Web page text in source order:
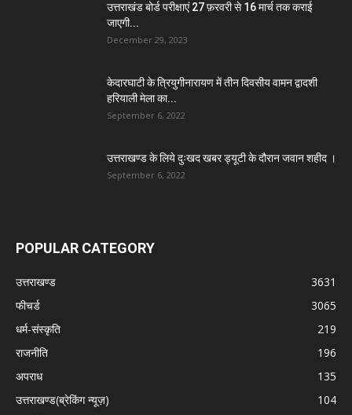
उत्तराखंड बोर्ड परीक्षाएं 27 फ़रवरी से 16 मार्च तक कराई
जाएगी...
December 29, 2023
केदारघाटी के त्रियुगीनारायण में तीन दिवसीय वामन द्वादशी
हरियाली मेला का...
September 6, 2022
उत्तराखण्ड के लिये दुःखद खबर ड्यूटी के दौरान जवान शहीद ।
September 6, 2022
POPULAR CATEGORY
उत्तराखण्ड
3631
फीचर्ड
3065
धर्म-संस्कृति
219
राजनीति
196
अपराध
135
उत्तराखण्ड(ब्रेकिंग न्यूज़)
104